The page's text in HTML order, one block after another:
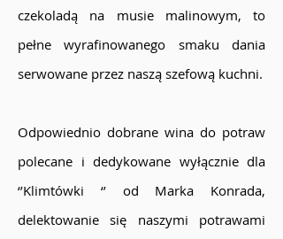
czekoladą na musie malinowym, to
pełne wyrafinowanego smaku dania
serwowane przez naszą szefową kuchni.
Odpowiednio dobrane wina do potraw
polecane i dedykowane wyłącznie dla
‘’Klimtówki ‘’ od Marka Konrada,
delektowanie się naszymi potrawami